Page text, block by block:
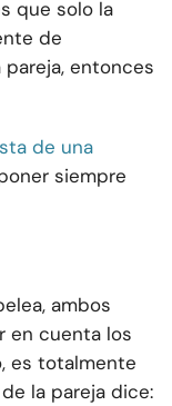
que solo la
de
entonces
de una
siempre
ambos
en cuenta los
es totalmente
la pareja dice: